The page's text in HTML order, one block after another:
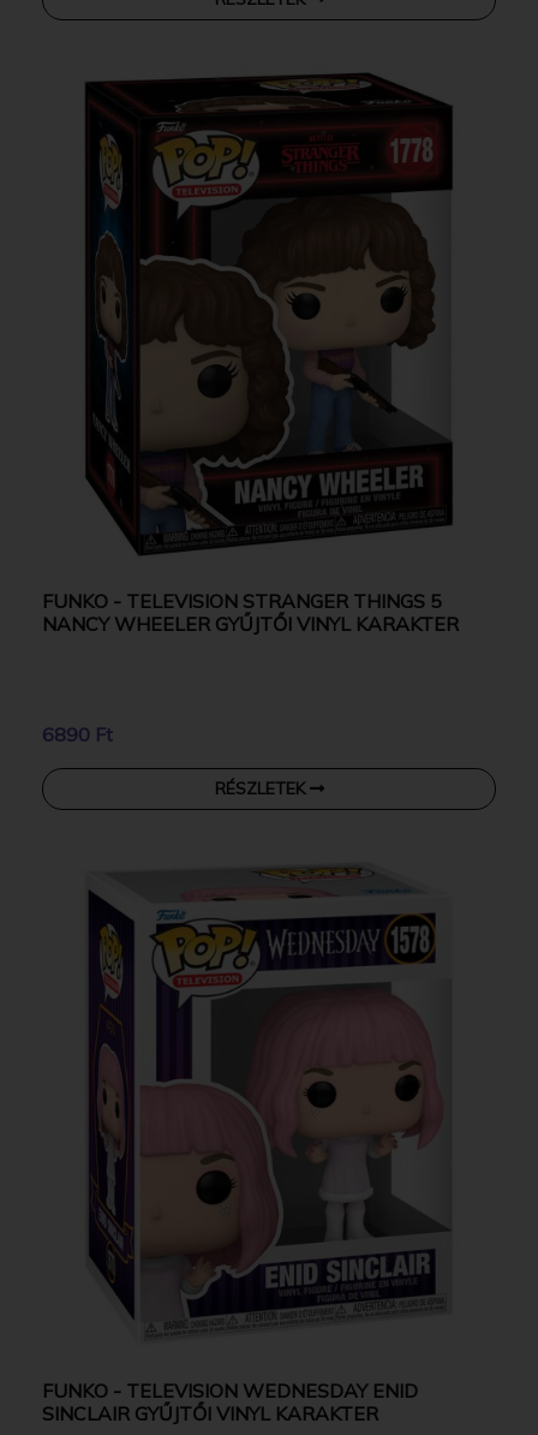
FUNKO - TELEVISION STRANGER THINGS 5
NANCY WHEELER GYŰJTŐI VINYL KARAKTER
6890 Ft
RÉSZLETEK
FUNKO - TELEVISION WEDNESDAY ENID
SINCLAIR GYŰJTŐI VINYL KARAKTER